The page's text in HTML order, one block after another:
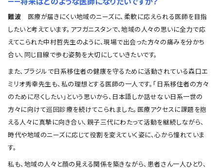
難波 医療が届きにくい地域のニーズに、柔軟に応えられる医師を目指
したいと考えています。アフガニスタンで、地域の人々の思いに全力で応
えてこられた中村哲先生のように、現場で出会った方々の痛みを分かち
合い、同じ目線で歩む姿勢を大切にしていきたいです。
また、ブラジルで日系移住者の健康を守るために活動されている森口エ
ミリオ秀幸先生も、私の理想とする医師の一人です。「日系移住者の方々
のために尽くしたい」という思いから、日本語しか話せない日系一世の
方々に向けて巡回診療を続けてこられました。医療アクセスに課題を抱
える人々に真摯に向き合い、親子三代にわたって活動を継続しながら、
時代や地域のニーズに応じて役割を変えていく姿に、心から憧れていま
す。
私も、地域の人々と顔の見える関係を築きながら、患者さん一人ひとり、